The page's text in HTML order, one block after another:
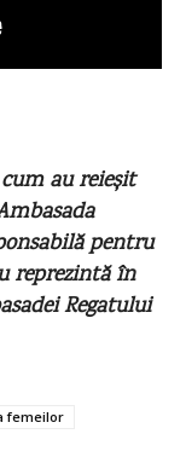
au reieșit
pentru
reprezintă în
Regatului
femeilor